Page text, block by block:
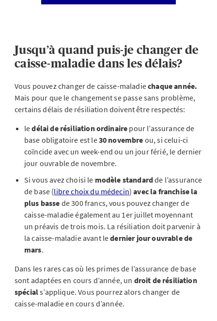
Jusqu’à quand puis-je changer de
caisse-maladie dans les délais?
Vous pouvez changer de caisse-maladiechaque année.
Mais pour que le changement se passe sans problème,
certains délais de résiliation doivent être respectés:
ledélai de résiliation ordinaire pour l’assurance de
base obligatoire est le30 novembre ou, si celui-ci
coïncide avec un week-end ou un jour férié, le dernier
jour ouvrable de novembre.
Si vous avez choisi le modèle standardde l’assurance
de base (libre choix du médecin)avec la franchise la
plus basse de 300 francs, vous pouvez changer de
caisse-maladie également au 1er juillet moyennant
un préavis de trois mois. La résiliation doit parvenir à
la caisse-maladie avant ledernier jour ouvrable de
mars.
Dans les rares cas où les primes de l’assurance de base
sont adaptées en cours d’année, un droit de résiliation
spécials’applique. Vous pourrez alors changer de
caisse-maladie en cours d’année.